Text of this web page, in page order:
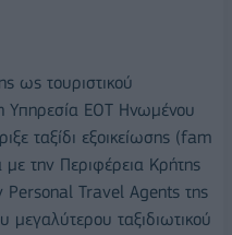
ως τουριστικού
Υπηρεσία ΕΟΤ Ηνωμένου
ταξίδι εξοικείωσης (fam
την Περιφέρεια Κρήτης
Personal Travel Agents της
μεγαλύτερου ταξιδιωτικού